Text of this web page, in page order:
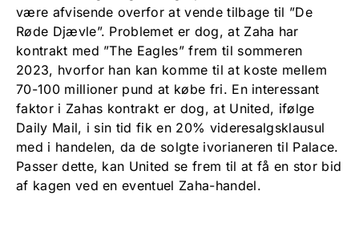
være afvisende overfor at vende tilbage til ”De
Røde Djævle”. Problemet er dog, at Zaha har
kontrakt med ”The Eagles” frem til sommeren
2023, hvorfor han kan komme til at koste mellem
70-100 millioner pund at købe fri. En interessant
faktor i Zahas kontrakt er dog, at United, ifølge
Daily Mail, i sin tid fik en 20% videresalgsklausul
med i handelen, da de solgte ivorianeren til Palace.
Passer dette, kan United se frem til at få en stor bid
af kagen ved en eventuel Zaha-handel.